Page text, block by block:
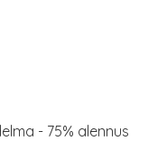
- 75% alennus